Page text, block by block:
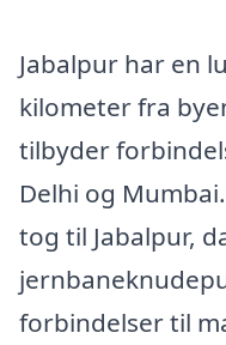
Jabalpur har en
kilometer fra
tilbyder
Delhi og
tog til Jabalpur,
forbindelser til